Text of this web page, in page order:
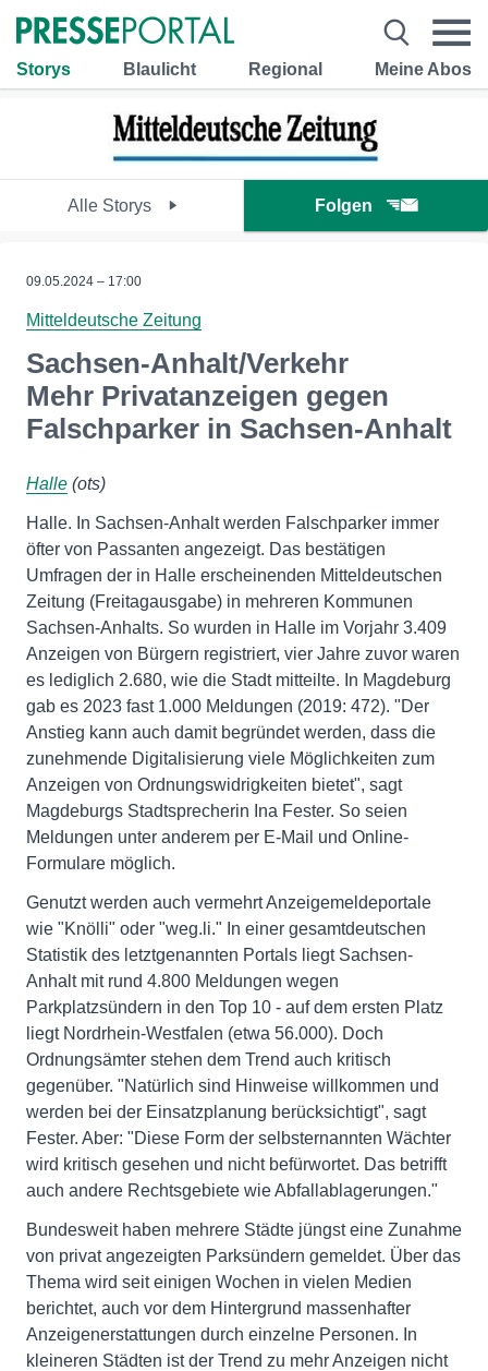
Storys Blaulicht Regional Meine Abos
Alle Storys Folgen
09.05.2024 – 17:00
Mitteldeutsche Zeitung
Sachsen-Anhalt/Verkehr
Mehr Privatanzeigen gegen
Falschparker in Sachsen-Anhalt
Halle (ots)
Halle. In Sachsen-Anhalt werden Falschparker immer
öfter von Passanten angezeigt. Das bestätigen
Umfragen der in Halle erscheinenden Mitteldeutschen
Zeitung (Freitagausgabe) in mehreren Kommunen
Sachsen-Anhalts. So wurden in Halle im Vorjahr 3.409
Anzeigen von Bürgern registriert, vier Jahre zuvor waren
es lediglich 2.680, wie die Stadt mitteilte. In Magdeburg
gab es 2023 fast 1.000 Meldungen (2019: 472). "Der
Anstieg kann auch damit begründet werden, dass die
zunehmende Digitalisierung viele Möglichkeiten zum
Anzeigen von Ordnungswidrigkeiten bietet", sagt
Magdeburgs Stadtsprecherin Ina Fester. So seien
Meldungen unter anderem per E-Mail und Online-
Formulare möglich.
Genutzt werden auch vermehrt Anzeigemeldeportale
wie "Knölli" oder "weg.li." In einer gesamtdeutschen
Statistik des letztgenannten Portals liegt Sachsen-
Anhalt mit rund 4.800 Meldungen wegen
Parkplatzsündern in den Top 10 - auf dem ersten Platz
liegt Nordrhein-Westfalen (etwa 56.000). Doch
Ordnungsämter stehen dem Trend auch kritisch
gegenüber. "Natürlich sind Hinweise willkommen und
werden bei der Einsatzplanung berücksichtigt", sagt
Fester. Aber: "Diese Form der selbsternannten Wächter
wird kritisch gesehen und nicht befürwortet. Das betrifft
auch andere Rechtsgebiete wie Abfallablagerungen."
Bundesweit haben mehrere Städte jüngst eine Zunahme
von privat angezeigten Parksündern gemeldet. Über das
Thema wird seit einigen Wochen in vielen Medien
berichtet, auch vor dem Hintergrund massenhafter
Anzeigenerstattungen durch einzelne Personen. In
kleineren Städten ist der Trend zu mehr Anzeigen nicht